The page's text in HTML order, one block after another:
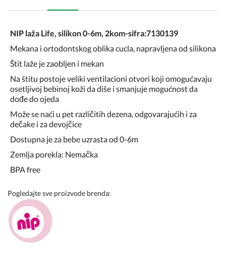
NIP laža Life, silikon 0-6m, 2kom-sifra:7130139
Mekana i ortodontskog oblika cucla, napravljena od silikona
Štit laže je zaobljen i mekan
Na štitu postoje veliki ventilacioni otvori koji omogućavaju
osetljivoj bebinoj koži da diše i smanjuje mogućnost da
dođe do ojeda
Može se naći u pet različitih dezena, odgovarajućih i za
dečake i za devojčice
Dostupna je za bebe uzrasta od 0-6m
Zemlja porekla: Nemačka
BPA free
Pogledajte sve proizvode brenda: